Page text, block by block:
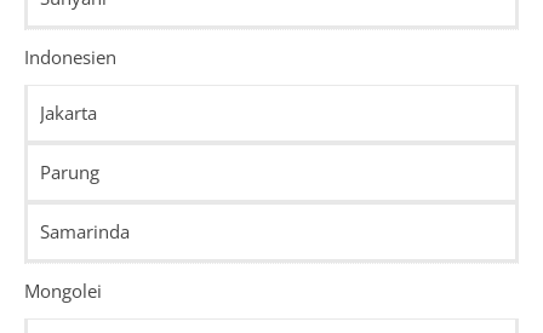
Indonesien
Jakarta
Parung
Samarinda
Mongolei